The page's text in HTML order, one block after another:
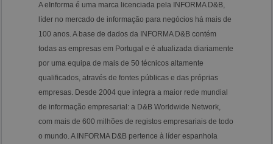
A eInforma é uma marca licenciada pela INFORMA D&B,
líder no mercado de informação para negócios há mais de
100 anos. A base de dados da INFORMA D&B contém
todas as empresas em Portugal e é atualizada diariamente
por uma equipa de mais de 50 técnicos altamente
qualificados, através de fontes públicas e das próprias
empresas. Desde 2004 que integra a maior rede mundial
de informação empresarial: a D&B Worldwide Network,
com mais de 600 milhões de registos empresariais de todo
o mundo. A INFORMA D&B pertence à líder espanhola